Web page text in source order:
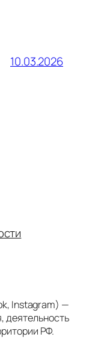
10.03.2026
Instagram) —
деятельность
РФ.